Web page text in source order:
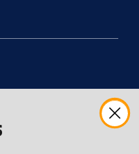
S.C.A.R.L.